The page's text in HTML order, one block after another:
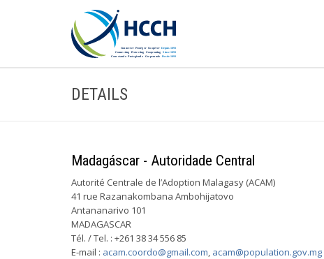
DETAILS
Madagáscar - Autoridade Central
Autorité Centrale de l’Adoption Malagasy (ACAM)
41 rue Razanakombana Ambohijatovo
Antananarivo 101
MADAGASCAR
Tél. / Tel. : +261 38 34 556 85
E-mail : acam.coordo@gmail.com, acam@population.gov.mg